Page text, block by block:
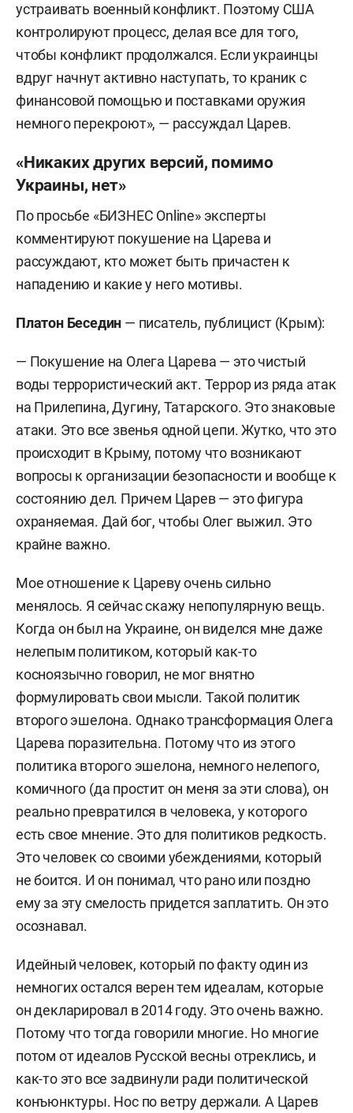
устраивать военный конфликт. Поэтому США
контролируют процесс, делая все для того,
чтобы конфликт продолжался. Если украинцы
вдруг начнут активно наступать, то краник с
финансовой помощью и поставками оружия
немного перекроют», — рассуждал Царев.
«Никаких других версий, помимо
Украины, нет»
По просьбе «БИЗНЕС Online» эксперты
комментируют покушение на Царева и
рассуждают, кто может быть причастен к
нападению и какие у него мотивы.
Платон Беседин — писатель, публицист (Крым):
— Покушение на Олега Царева — это чистый
воды террористический акт. Террор из ряда атак
на Прилепина, Дугину, Татарского. Это знаковые
атаки. Это все звенья одной цепи. Жутко, что это
происходит в Крыму, потому что возникают
вопросы к организации безопасности и вообще к
состоянию дел. Причем Царев — это фигура
охраняемая. Дай бог, чтобы Олег выжил. Это
крайне важно.
Мое отношение к Цареву очень сильно
менялось. Я сейчас скажу непопулярную вещь.
Когда он был на Украине, он виделся мне даже
нелепым политиком, который как-то
косноязычно говорил, не мог внятно
формулировать свои мысли. Такой политик
второго эшелона. Однако трансформация Олега
Царева поразительна. Потому что из этого
политика второго эшелона, немного нелепого,
комичного (да простит он меня за эти слова), он
реально превратился в человека, у которого
есть свое мнение. Это для политиков редкость.
Это человек со своими убеждениями, который
не боится. И он понимал, что рано или поздно
ему за эту смелость придется заплатить. Он это
осознавал.
Идейный человек, который по факту один из
немногих остался верен тем идеалам, которые
он декларировал в 2014 году. Это очень важно.
Потому что тогда говорили многие. Но многие
потом от идеалов Русской весны отреклись, и
как-то это все задвинули ради политической
конъюнктуры. Нос по ветру держали. А Царев